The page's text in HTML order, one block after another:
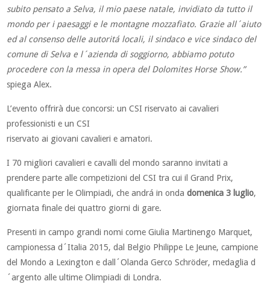
subito pensato a Selva, il mio paese natale, invidiato da tutto il
mondo per i paesaggi e le montagne mozzafiato. Grazie all´aiuto
ed al consenso delle autoritá locali, il sindaco e vice sindaco del
comune di Selva e l´azienda di soggiorno, abbiamo potuto
procedere con la messa in opera del Dolomites Horse Show.”
spiega Alex.
L’evento offrirà due concorsi: un CSI riservato ai cavalieri
professionisti e un CSI
riservato ai giovani cavalieri e amatori.
I 70 migliori cavalieri e cavalli del mondo saranno invitati a
prendere parte alle competizioni del CSI tra cui il Grand Prix,
qualificante per le Olimpiadi, che andrá in ondadomenica 3 luglio,
giornata finale dei quattro giorni di gare.
Presenti in campo grandi nomi come Giulia Martinengo Marquet,
campionessa d´Italia 2015, dal Belgio Philippe Le Jeune, campione
del Mondo a Lexington e dall´Olanda Gerco Schröder, medaglia d
´argento alle ultime Olimpiadi di Londra.